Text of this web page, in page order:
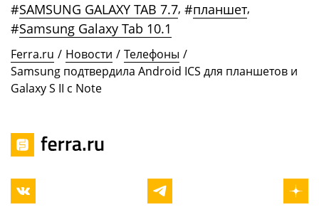
#SAMSUNG GALAXY TAB 7.7, #планшет,
#Samsung Galaxy Tab 10.1
Ferra.ru / Новости / Телефоны /
Samsung подтвердила Android ICS для планшетов и
Galaxy S II с Note